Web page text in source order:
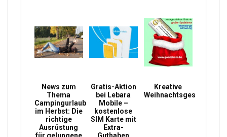
News zum
Thema
Campingurlaub
im Herbst: Die
richtige
Ausrüstung
Gratis-Aktion
bei Lebara
Mobile –
kostenlose
SIM Karte mit
Extra-
Kreative
Weihnachtsgeschenke